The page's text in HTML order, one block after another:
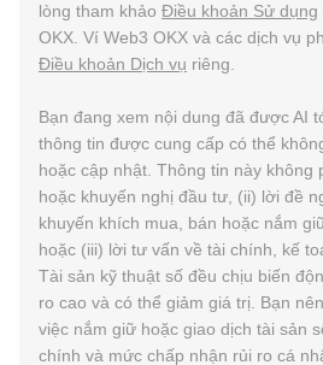
lòng tham khảo Điều khoản Sử dụng
OKX. Ví Web3 OKX và các dịch vụ
Điều khoản Dịch vụ riêng.
Bạn đang xem nội dung đã được AI
thông tin được cung cấp có thể
hoặc cập nhật. Thông tin này không
hoặc khuyến nghị đầu tư, (ii) lời đề
khuyến khích mua, bán hoặc nắm
hoặc (iii) lời tư vấn về tài chính, kế
Tài sản kỹ thuật số đều chịu biến
ro cao và có thể giảm giá trị. Bạn
việc nắm giữ hoặc giao dịch tài sản
chính và mức chấp nhận rủi ro cá